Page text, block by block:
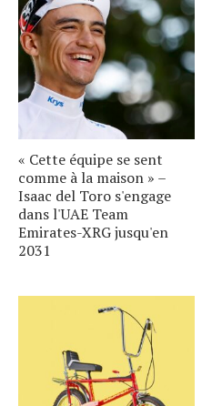
« Cette équipe se sent
comme à la maison » –
Isaac del Toro s'engage
dans l'UAE Team
Emirates-XRG jusqu'en
2031